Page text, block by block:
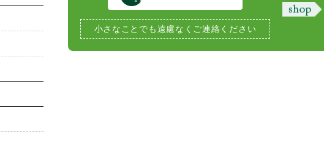
小さなことでも遠慮なくご連絡ください